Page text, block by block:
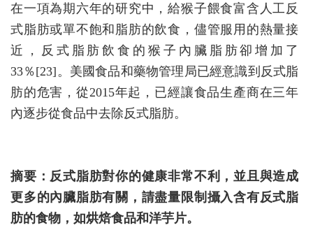
在一項為期六年的研究中，給猴子餵食富含人工反
式脂肪或單不飽和脂肪的飲食，儘管服用的熱量接
近，反式脂肪飲食的猴子內臟脂肪卻增加了
33％[23]。美國食品和藥物管理局已經意識到反式脂
肪的危害，從2015年起，已經讓食品生產商在三年
內逐步從食品中去除反式脂肪。
摘要：反式脂肪對你的健康非常不利，並且與造成
更多的內臟脂肪有關，請盡量限制攝入含有反式脂
肪的食物，如烘焙食品和洋芋片。